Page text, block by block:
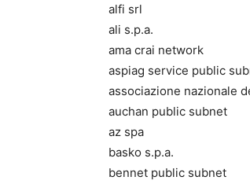
alfi srl
ali s.p.a.
ama crai network
aspiag service public
associazione nazionale
auchan public subnet
az spa
basko s.p.a.
bennet public subnet